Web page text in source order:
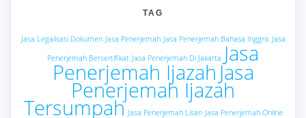
TAG
Jasa Legalisasi Dokumen Jasa Penerjemah Jasa Penerjemah Bahasa Inggris Jasa
Penerjemah Bersertifikat Jasa Penerjemah Di Jakarta Jasa
Penerjemah Ijazah Jasa
Penerjemah Ijazah
Tersumpah Jasa Penerjemah Lisan Jasa Penerjemah Online